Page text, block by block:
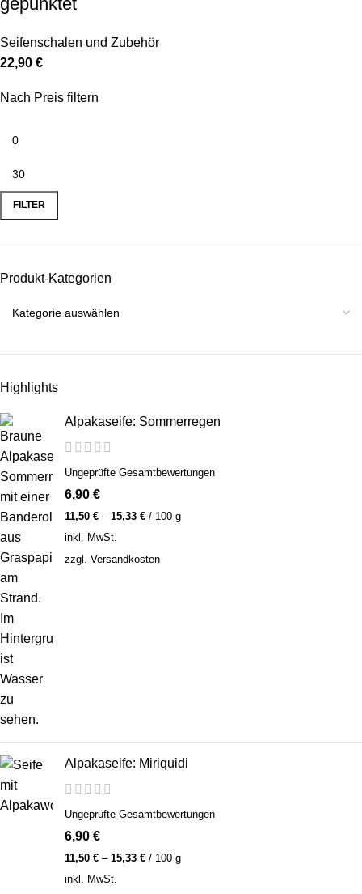
Nach Preis filtern
FILTER
Produkt-Kategorien
Highlights
Alpakaseife: Sommerregen
Ungeprüfte Gesamtbewertungen
6,90 €
11,50 € – 15,33 € / 100 g
inkl. MwSt.
zzgl. Versandkosten
Alpakaseife: Miriquidi
Ungeprüfte Gesamtbewertungen
6,90 €
11,50 € – 15,33 € / 100 g
inkl. MwSt.
Seifenschalen und Zubehör
22,90 €